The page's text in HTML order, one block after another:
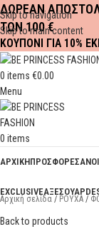
Skip to navigation
Skip to main content
ΔΩΡΕΑΝ
ΤΩΝ 100 €
ΚΟΥΠΟΝΙ ΓΙΑ 10%
0 items €0.00
Menu
0 items
ΑΡΧΙΚΗΠΡΟΣΦΟΡΕΣ
EXCLUSIVEΑΞΕΣΟΥΑΡ
Αρχική σελίδα ΡΟΥΧΑ
Back to products